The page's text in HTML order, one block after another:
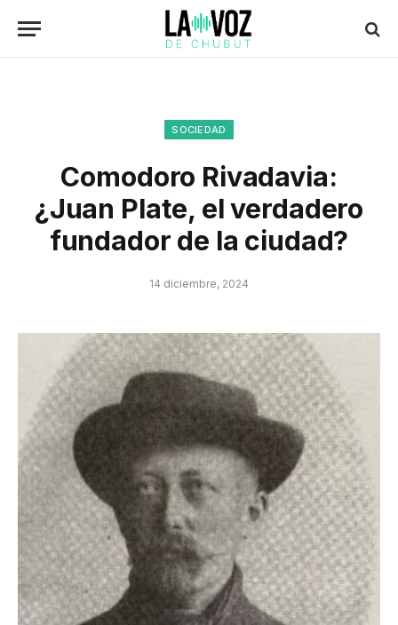
SOCIEDAD
Comodoro Rivadavia:
¿Juan Plate, el verdadero
fundador de la ciudad?
14 diciembre, 2024